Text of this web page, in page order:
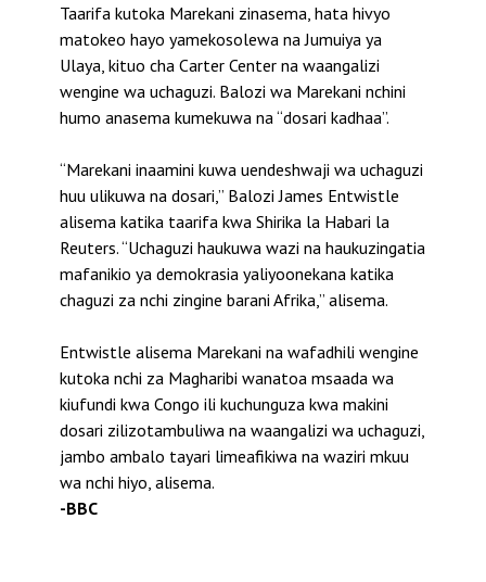
Taarifa kutoka Marekani zinasema, hata hivyo
matokeo hayo yamekosolewa na Jumuiya ya
Ulaya, kituo cha Carter Center na waangalizi
wengine wa uchaguzi. Balozi wa Marekani nchini
humo anasema kumekuwa na “dosari kadhaa”.
“Marekani inaamini kuwa uendeshwaji wa uchaguzi
huu ulikuwa na dosari,” Balozi James Entwistle
alisema katika taarifa kwa Shirika la Habari la
Reuters. “Uchaguzi haukuwa wazi na haukuzingatia
mafanikio ya demokrasia yaliyoonekana katika
chaguzi za nchi zingine barani Afrika,” alisema.
Entwistle alisema Marekani na wafadhili wengine
kutoka nchi za Magharibi wanatoa msaada wa
kiufundi kwa Congo ili kuchunguza kwa makini
dosari zilizotambuliwa na waangalizi wa uchaguzi,
jambo ambalo tayari limeafikiwa na waziri mkuu
wa nchi hiyo, alisema.
-BBC